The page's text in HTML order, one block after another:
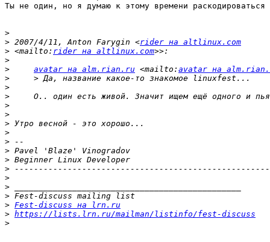
Ты не один, но я думаю к этому времени
>
> 2007/4/11, Anton Farygin <rider на altlinux.com
> <mailto: rider на altlinux.com
>
>
avatar на alm.rian.ru <mailto: avatar на
>
>
>
>
>
>
>
>
>
>
>
>
>
>
> Fest-discuss на lrn.ru
> https://lists.lrn.ru/mailman/listinfo/fest-discuss
>